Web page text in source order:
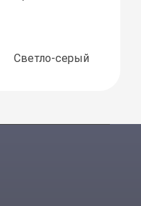
Светло-серый